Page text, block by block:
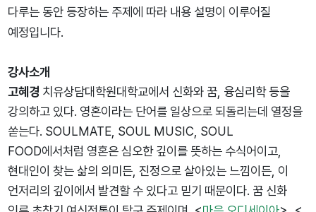
다루는 동안 등장하는 주제에 따라 내용 설명이 이루어질
예정입니다.
강사소개
고혜경 치유상담대학원대학교에서 신화와 꿈, 융심리학 등을
강의하고 있다. 영혼이라는 단어를 일상으로 되돌리는데 열정을
쏟는다. SOULMATE, SOUL MUSIC, SOUL
FOOD에서처럼 영혼은 심오한 깊이를 뜻하는 수식어이고,
현대인이 찾는 삶의 의미든, 진정으로 살아있는 느낌이든, 이
언저리의 깊이에서 발견할 수 있다고 믿기 때문이다. 꿈 신화